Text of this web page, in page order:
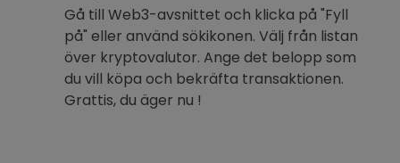
Gå till Web3-avsnittet och klicka på "Fyll
på" eller använd sökikonen. Välj från listan
över kryptovalutor. Ange det belopp som
du vill köpa och bekräfta transaktionen.
Grattis, du äger nu !